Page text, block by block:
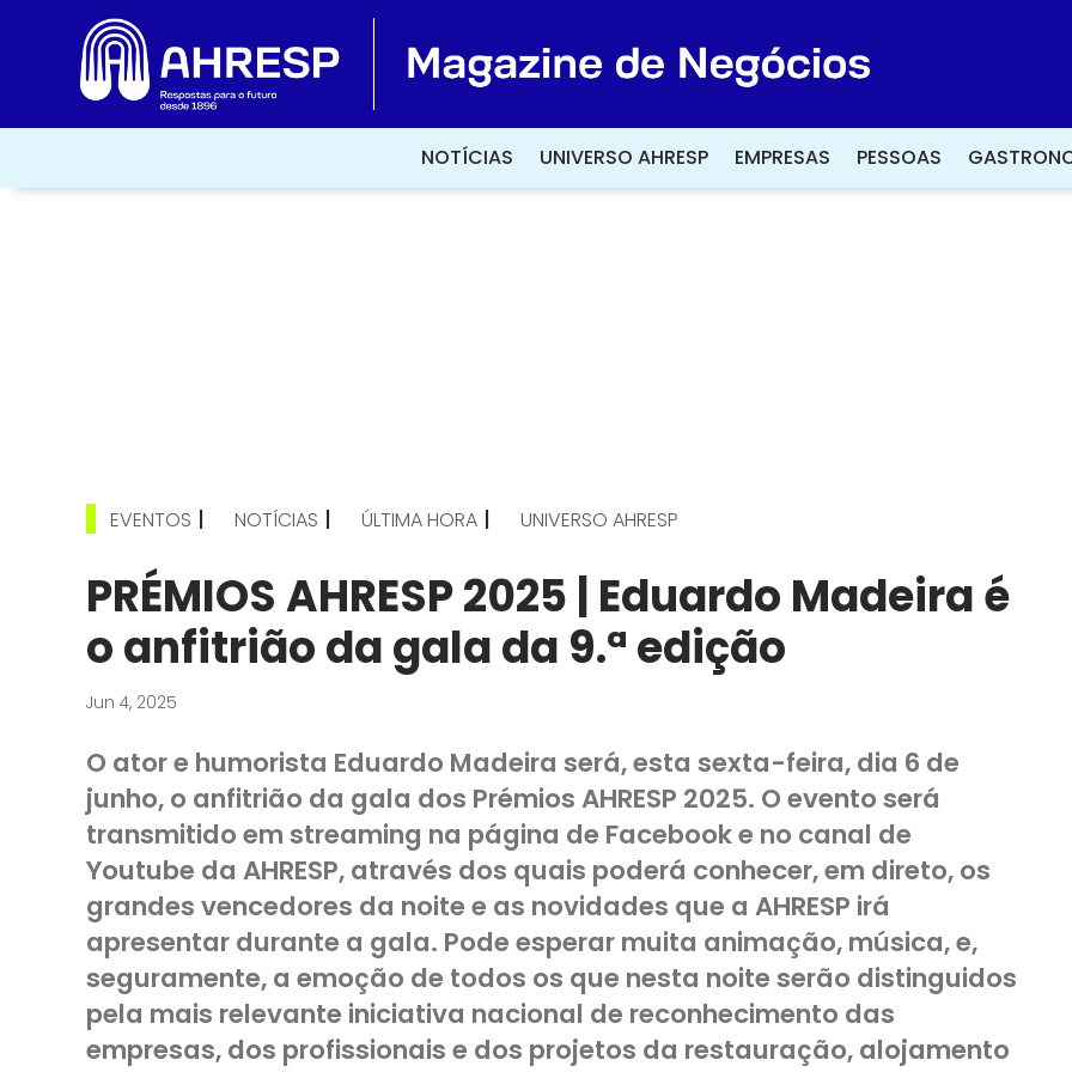
NOTÍCIAS UNIVERSO AHRESP EMPRESAS PESSOAS
NOTÍCIAS UNIVERSO AHRESP EMPRESAS PESSOAS
EVENTOS | NOTÍCIAS | ÚLTIMA HORA | UNIVERSO AHRESP
PRÉMIOS AHRESP 2025 | Eduardo Madeira é
o anfitrião da gala da 9.ª edição
Jun 4, 2025
O ator e humorista Eduardo Madeira será, esta sexta-feira, dia 6 de
junho, o anfitrião da gala dos Prémios AHRESP 2025. O evento será
transmitido em streaming na página de Facebook e no canal de
Youtube da AHRESP, através dos quais poderá conhecer, em direto, os
grandes vencedores da noite e as novidades que a AHRESP irá
apresentar durante a gala. Pode esperar muita animação, música, e,
seguramente, a emoção de todos os que nesta noite serão distinguidos
pela mais relevante iniciativa nacional de reconhecimento das
empresas, dos profissionais e dos projetos da restauração, alojamento